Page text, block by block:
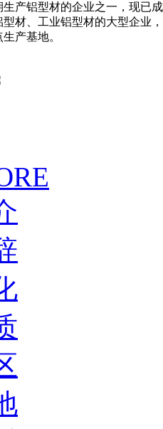
产铝型材的企业之一，现已
材、工业铝型材的大型企业
产基地。